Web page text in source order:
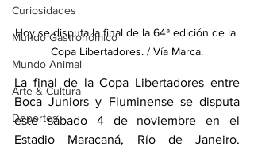
Curiosidades
Mundo Gastronómico
Mundo Animal
Arte & Cultura
Deportes
Hoy se disputa la final de la 64ª edición de la
Copa Libertadores. / Vía Marca.
La final de la Copa Libertadores entre
Boca Juniors y Fluminense se disputa
este sábado 4 de noviembre en el
Estadio Maracaná, Río de Janeiro.